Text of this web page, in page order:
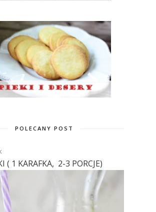
POLECANY POST
( 1 KARAFKA, 2-3 PORCJE)